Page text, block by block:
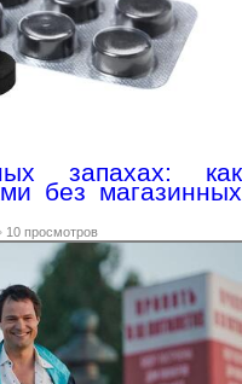
запахах: как
без магазинных
10 просмотров